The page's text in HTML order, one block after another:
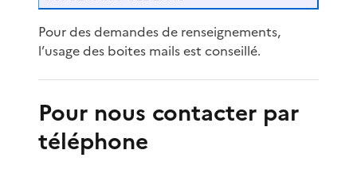
Pour des demandes de renseignements,
l’usage des boites mails est conseillé.
Pour nous contacter par
téléphone